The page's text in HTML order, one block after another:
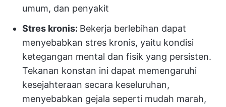
umum, dan penyakit
Stres kronis: Bekerja berlebihan dapat
menyebabkan stres kronis, yaitu kondisi
ketegangan mental dan fisik yang persisten.
Tekanan konstan ini dapat memengaruhi
kesejahteraan secara keseluruhan,
menyebabkan gejala seperti mudah marah,